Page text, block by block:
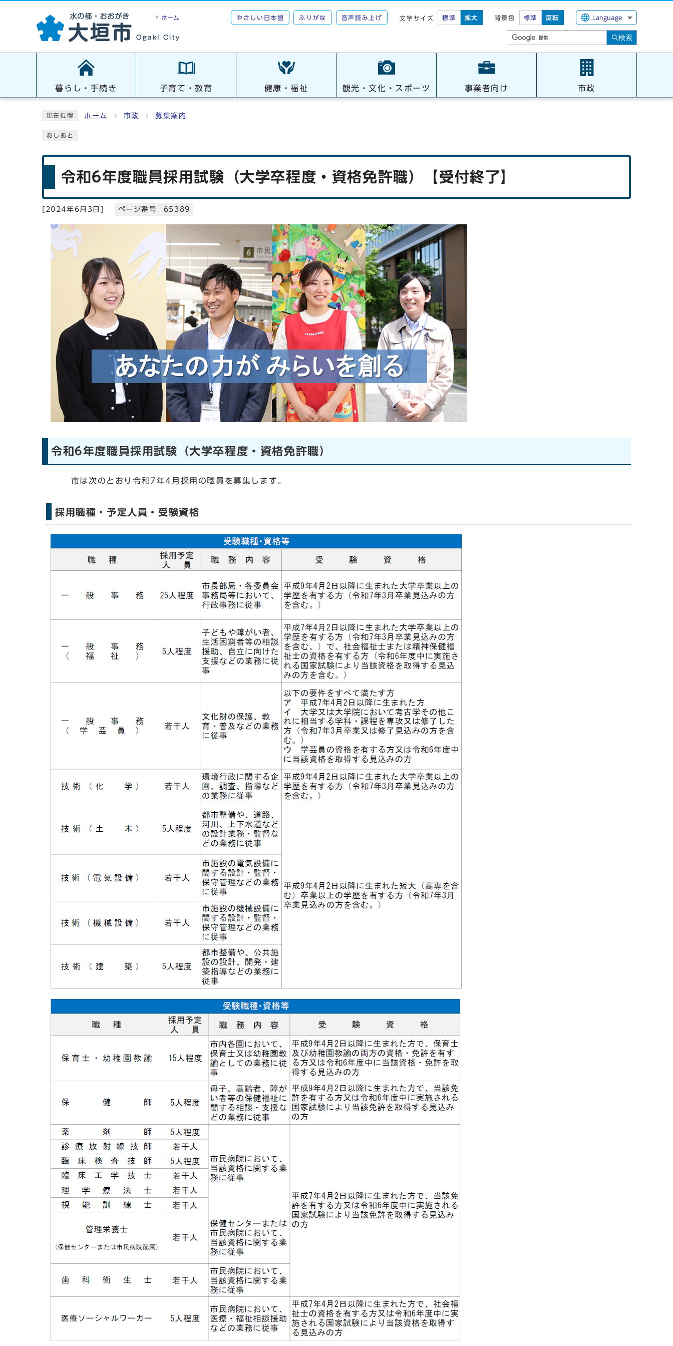
ホーム やさしい日本語 ふりがな 音声読み上げ 文字サイズ 標準 拡大 背景色 標準 反転 Language
検索
暮らし・手続き 子育て・教育 健康・福祉 観光・文化・スポーツ 事業者向け 市政
現在位置 ホーム 市政 募集案内
あしあと
令和6年度職員採用試験（大学卒程度・資格免許職）【受付終了】
2024年6月3日 ページ番号 65389
令和6年度職員採用試験（大学卒程度・資格免許職）
市は次のとおり令和7年4月採用の職員を募集します。
採用職種・予定人員・受験資格